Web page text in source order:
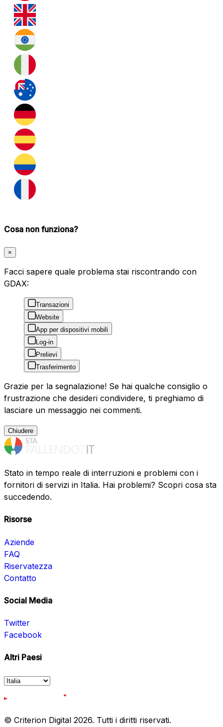
Cosa non funziona?
×
Facci sapere quale problema stai riscontrando con
GDAX:
Transazioni
Website
App per dispositivi mobili
Log-in
Prelievi
Trasferimento
Grazie per la segnalazione! Se hai qualche consiglio o
frustrazione che desideri condividere, ti preghiamo di
lasciare un messaggio nei commenti.
Chiudere
Stato in tempo reale di interruzioni e problemi con i
fornitori di servizi in Italia. Hai problemi? Scopri cosa sta
succedendo.
Risorse
Aziende
FAQ
Riservatezza
Contatto
Social Media
Twitter
Facebook
Altri Paesi
© Criterion Digital 2026. Tutti i diritti riservati.